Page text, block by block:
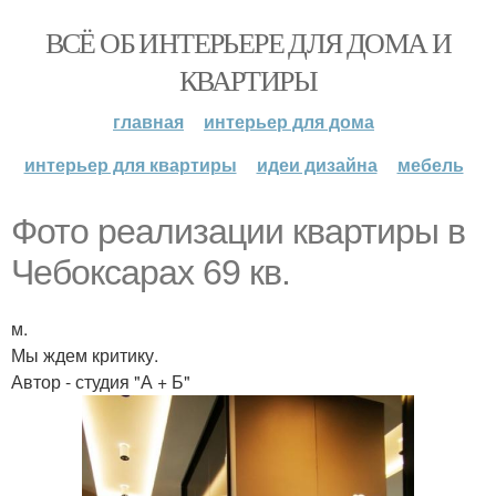
ВСЁ ОБ ИНТЕРЬЕРЕ ДЛЯ ДОМА И
КВАРТИРЫ
главная
интерьер для дома
интерьер для квартиры
идеи дизайна мебель
Фото реализации квартиры в
Чебоксарах 69 кв.
м.
Мы ждем критику.
Автор - студия "А + Б"